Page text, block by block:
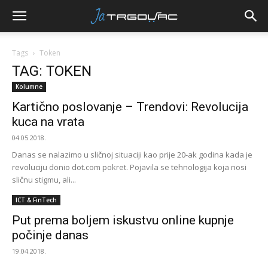
Tags Token
TAG: TOKEN
Kolumne
Kartično poslovanje – Trendovi: Revolucija
kuca na vrata
04.05.2018.
Danas se nalazimo u sličnoj situaciji kao prije 20-ak godina kada je
revoluciju donio dot.com pokret. Pojavila se tehnologija koja nosi
sličnu stigmu, ali...
ICT & FinTech
Put prema boljem iskustvu online kupnje
počinje danas
19.04.2018.